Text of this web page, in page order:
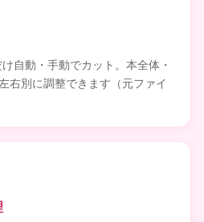
自動・手動でカット。本全体・
右別に調整できます（元ファイ